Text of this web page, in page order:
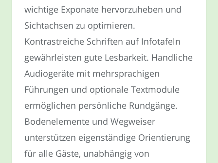
wichtige Exponate hervorzuheben und
Sichtachsen zu optimieren.
Kontrastreiche Schriften auf Infotafeln
gewährleisten gute Lesbarkeit. Handliche
Audiogeräte mit mehrsprachigen
Führungen und optionale Textmodule
ermöglichen persönliche Rundgänge.
Bodenelemente und Wegweiser
unterstützen eigenständige Orientierung
für alle Gäste, unabhängig von